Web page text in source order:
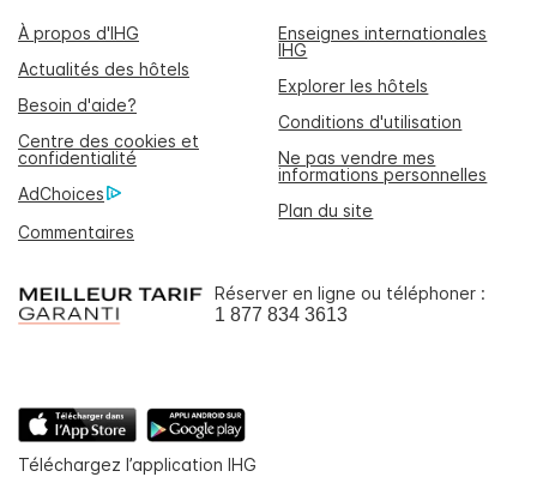
À propos d'IHG
Enseignes internationales
IHG
Actualités des hôtels
Explorer les hôtels
Besoin d'aide?
Conditions d'utilisation
Centre des cookies et
confidentialité
Ne pas vendre mes
informations personnelles
AdChoices
Plan du site
Commentaires
Réserver en ligne ou téléphoner :
1 877 834 3613
Téléchargez l’application IHG